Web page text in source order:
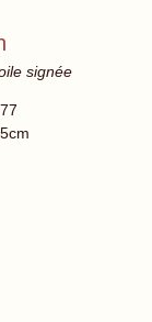
signée